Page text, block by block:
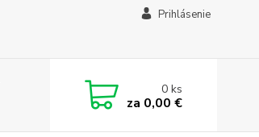
Prihlásenie
0ks
za 0,00 €